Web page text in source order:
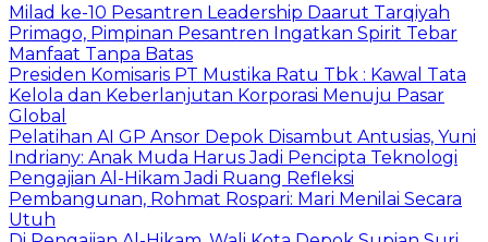
Milad ke-10 Pesantren Leadership Daarut Tarqiyah
Primago, Pimpinan Pesantren Ingatkan Spirit Tebar
Manfaat Tanpa Batas
Presiden Komisaris PT Mustika Ratu Tbk : Kawal Tata
Kelola dan Keberlanjutan Korporasi Menuju Pasar
Global
Pelatihan AI GP Ansor Depok Disambut Antusias, Yuni
Indriany: Anak Muda Harus Jadi Pencipta Teknologi
Pengajian Al-Hikam Jadi Ruang Refleksi
Pembangunan, Rohmat Rospari: Mari Menilai Secara
Utuh